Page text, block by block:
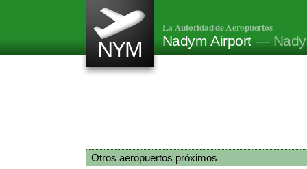
NYM
La Autoridad de Aeropuertos
Nadym Airport —
Otros aeropuertos próximos